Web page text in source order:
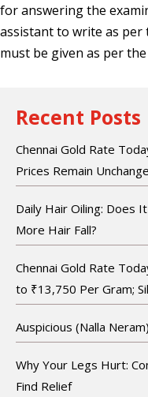
for answering the
assistant to write as per
must be given as per
Recent Posts
Chennai Gold Rate
Prices Remain
Daily Hair Oiling: Does
More Hair Fall?
Chennai Gold Rate
to ₹13,750 Per Gram;
Auspicious (Nalla
Why Your Legs Hurt:
Find Relief